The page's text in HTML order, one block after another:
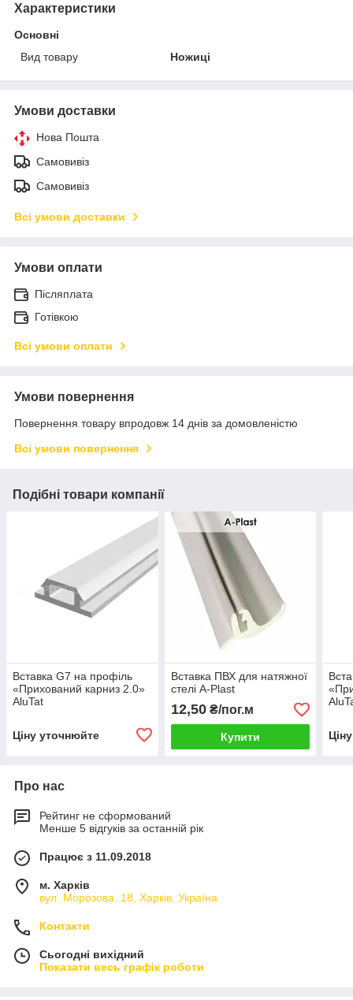
Характеристики
Основні
Вид товару
Ножиці
Умови доставки
Нова Пошта
Самовивіз
Самовивіз
Всі умови доставки
Умови оплати
Післяплата
Готівкою
Всі умови оплати
Умови повернення
Повернення товару впродовж 14 днів за домовленістю
Всі умови повернення
Подібні товари компанії
Вставка G7 на профіль
«Прихований карниз 2.0»
AluTat
Ціну уточнюйте
Вставка ПВХ для натяжної
стелі A-Plast
12,50₴/пог.м
Купити
Про нас
Рейтинг не сформований
Менше 5 відгуків за останній рік
Працює з 11.09.2018
м. Харків
вул. Морозова, 18, Харків, Україна
Контакти
Сьогодні вихідний
Показати весь графік роботи